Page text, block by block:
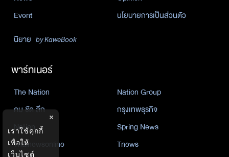
Event
นโยบายการเป็นส่วนตัว
นิยาย by KaweBook
พาร์ทเนอร์
The Nation
Nation Group
คม ชัด ลึก
กรุงเทพธุรกิจ
Nation
Spring News
Thainewsonline
Tnews
×
เราใช้คุกกี้
เพื่อให้
เว็บไซต์